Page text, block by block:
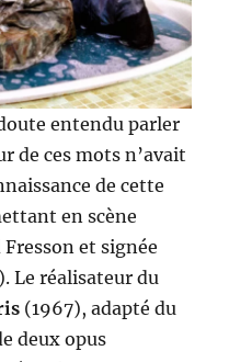
entendu parler
de ces mots n’avait
de cette
en scène
et signée
Le réalisateur du
(1967), adapté du
deux opus